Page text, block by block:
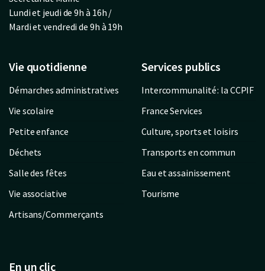
Lundi et jeudi de 9h à 16h /
Mardi et vendredi de 9h à 19h
Vie quotidienne
Démarches administratives
Vie scolaire
Petite enfance
Déchets
Salle des fêtes
Vie associative
Artisans/Commerçants
Services publics
Intercommunalité : la CCPIF
France Services
Culture, sports et loisirs
Transports en commun
Eau et assainissement
Tourisme
En un clic